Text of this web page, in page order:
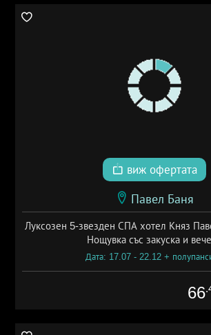
виж офертата
Павел Баня
Луксозен 5-звезден СПА хотел Княз
Нощувка със закуска и
Дата: 17.07 - 22.12 +
66